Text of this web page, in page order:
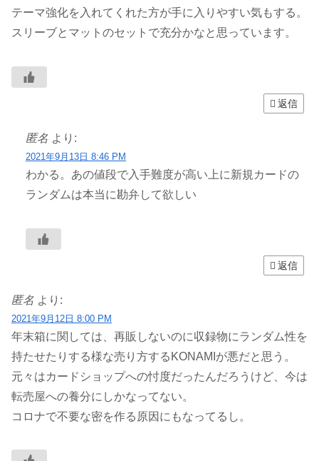
テーマ強化を入れてくれた方が手に入りやすい気もする。
スリーブとマットのセットで充分かなと思っています。
返信
匿名 より:
2021年9月13日 8:46 PM
わかる。あの値段で入手難度が高い上に新規カードの
ランダムは本当に勘弁して欲しい
返信
匿名 より:
2021年9月12日 8:00 PM
年末箱に関しては、再販しないのに収録物にランダム性を
持たせたりする様な売り方するKONAMIが悪だと思う。
元々はカードショップへの忖度だったんだろうけど、今は
転売屋への養分にしかなってない。
コロナで不要な密を作る原因にもなってるし。